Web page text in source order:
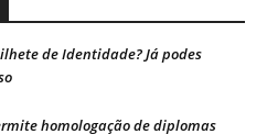
de Identidade? Já podes
homologação de diplomas